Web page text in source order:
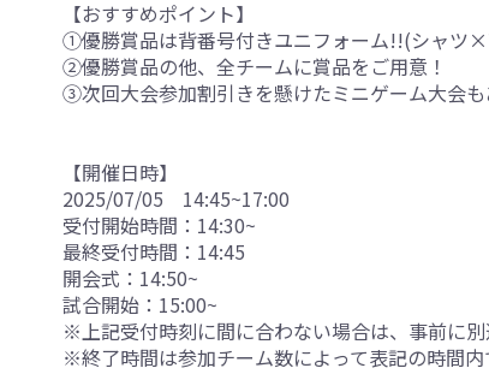
【おすすめポイント】
①優勝賞品は背番号付きユニフォーム!!(シャツ
②優勝賞品の他、全チームに賞品をご用意！
③次回大会参加割引きを懸けたミニゲーム大会も
【開催日時】
2025/07/05 14:45~17:00
受付開始時間：14:30~
最終受付時間：14:45
開会式：14:50~
試合開始：15:00~
※上記受付時刻に間に合わない場合は、事前に
※終了時間は参加チーム数によって表記の時間内